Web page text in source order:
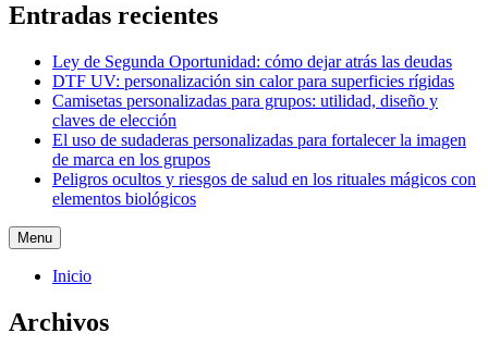
Entradas recientes
Ley de Segunda Oportunidad: cómo dejar atrás las deudas
DTF UV: personalización sin calor para superficies rígidas
Camisetas personalizadas para grupos: utilidad, diseño y
claves de elección
El uso de sudaderas personalizadas para fortalecer la imagen
de marca en los grupos
Peligros ocultos y riesgos de salud en los rituales mágicos con
elementos biológicos
Menu
Inicio
Archivos